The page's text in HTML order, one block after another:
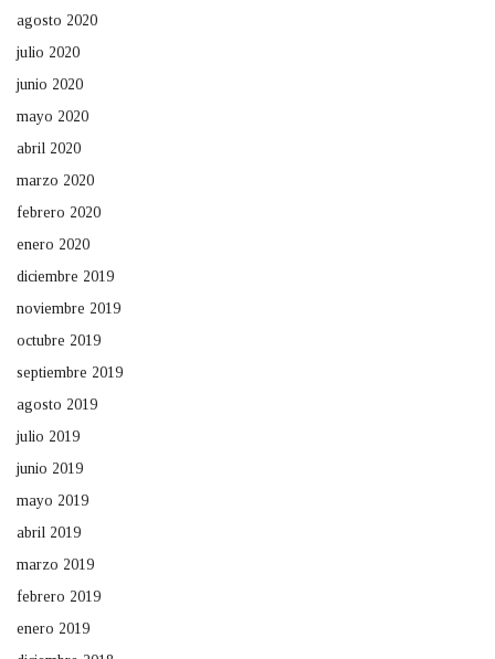
agosto 2020
julio 2020
junio 2020
mayo 2020
abril 2020
marzo 2020
febrero 2020
enero 2020
diciembre 2019
noviembre 2019
octubre 2019
septiembre 2019
agosto 2019
julio 2019
junio 2019
mayo 2019
abril 2019
marzo 2019
febrero 2019
enero 2019